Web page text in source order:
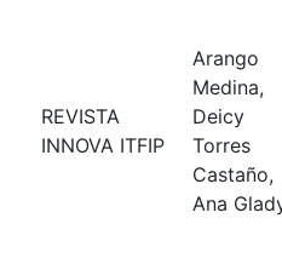
REVISTA
INNOVA ITFIP
Arango
Medina,
Deicy
Torres
Castaño,
Ana